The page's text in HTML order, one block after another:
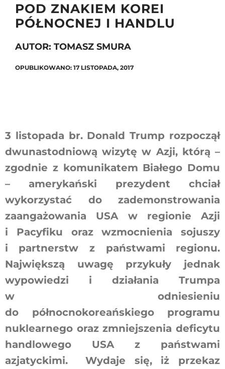
POD ZNAKIEM KOREI
PÓŁNOCNEJ I HANDLU
AUTOR: TOMASZ SMURA
OPUBLIKOWANO: 17 LISTOPADA, 2017
3 listopada br. Donald Trump rozpoczął
dwunastodniową wizytę w Azji, którą –
zgodnie z komunikatem Białego Domu
– amerykański prezydent chciał
wykorzystać do zademonstrowania
zaangażowania USA w regionie Azji
i Pacyfiku oraz wzmocnienia sojuszy
i partnerstw z państwami regionu.
Największą uwagę przykuły jednak
wypowiedzi i działania Trumpa
w odniesieniu
do północnokoreańskiego programu
nuklearnego oraz zmniejszenia deficytu
handlowego USA z państwami
azjatyckimi. Wydaje się, iż przekaz